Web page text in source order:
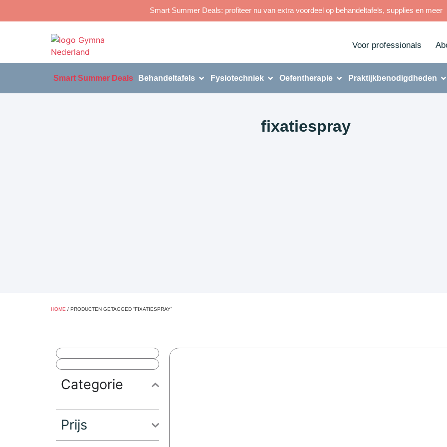
Smart Summer Deals: profiteer nu van extra voordeel op behandeltafels, supplies en meer
Voor professionals
Smart Summer Deals Behandeltafels Fysiotechniek Oefentherapie Praktijkbenodigdheden
fixatiespray
HOME / PRODUCTEN GETAGGED “FIXATIESPRAY”
Categorie
Prijs